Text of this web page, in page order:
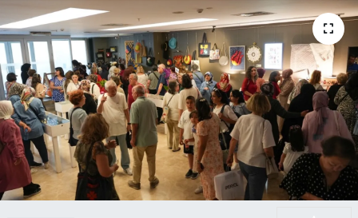
Künye
Son Dakika Haberleri
Haber Arşivi